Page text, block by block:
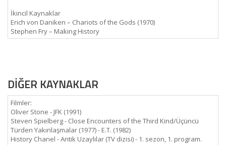
İkincil Kaynaklar
Erich von Daniken – Chariots of the Gods (1970)
Stephen Fry – Making History
DİĞER KAYNAKLAR
Filmler:
Oliver Stone - JFK (1991)
Steven Spielberg - Close Encounters of the Third Kind/Üçüncü
Türden Yakınlaşmalar (1977) - E.T. (1982)
History Chanel - Antik Uzaylılar (TV dizisi) - 1. sezon, 1. program.